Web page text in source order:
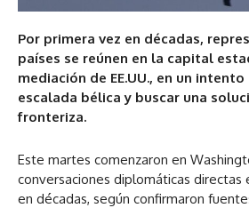
Por primera vez en décadas,
países se reúnen en la capital
mediación de EE.UU., en un
escalada bélica y buscar una
fronteriza.
Este martes comenzaron en
conversaciones diplomáticas directas
en décadas, según confirmaron